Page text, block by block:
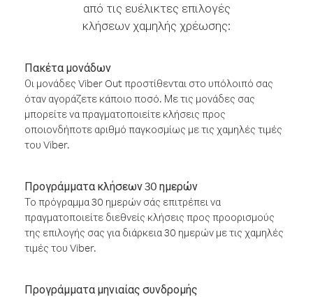
από τις ευέλικτες επιλογές
κλήσεων χαμηλής χρέωσης:
Πακέτα μονάδων
Οι μονάδες Viber Out προστίθενται στο υπόλοιπό σας
όταν αγοράζετε κάποιο ποσό. Με τις μονάδες σας
μπορείτε να πραγματοποιείτε κλήσεις προς
οποιονδήποτε αριθμό παγκοσμίως με τις χαμηλές τιμές
του Viber.
Προγράμματα κλήσεων 30 ημερών
Το πρόγραμμα 30 ημερών σάς επιτρέπει να
πραγματοποιείτε διεθνείς κλήσεις προς προορισμούς
της επιλογής σας για διάρκεια 30 ημερών με τις χαμηλές
τιμές του Viber.
Προγράμματα μηνιαίας συνδρομής